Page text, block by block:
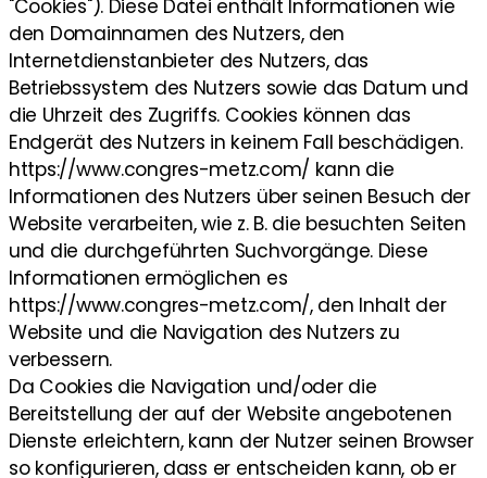
"Cookies"). Diese Datei enthält Informationen wie
den Domainnamen des Nutzers, den
Internetdienstanbieter des Nutzers, das
Betriebssystem des Nutzers sowie das Datum und
die Uhrzeit des Zugriffs. Cookies können das
Endgerät des Nutzers in keinem Fall beschädigen.
https://www.congres-metz.com/ kann die
Informationen des Nutzers über seinen Besuch der
Website verarbeiten, wie z. B. die besuchten Seiten
und die durchgeführten Suchvorgänge. Diese
Informationen ermöglichen es
https://www.congres-metz.com/, den Inhalt der
Website und die Navigation des Nutzers zu
verbessern.
Da Cookies die Navigation und/oder die
Bereitstellung der auf der Website angebotenen
Dienste erleichtern, kann der Nutzer seinen Browser
so konfigurieren, dass er entscheiden kann, ob er